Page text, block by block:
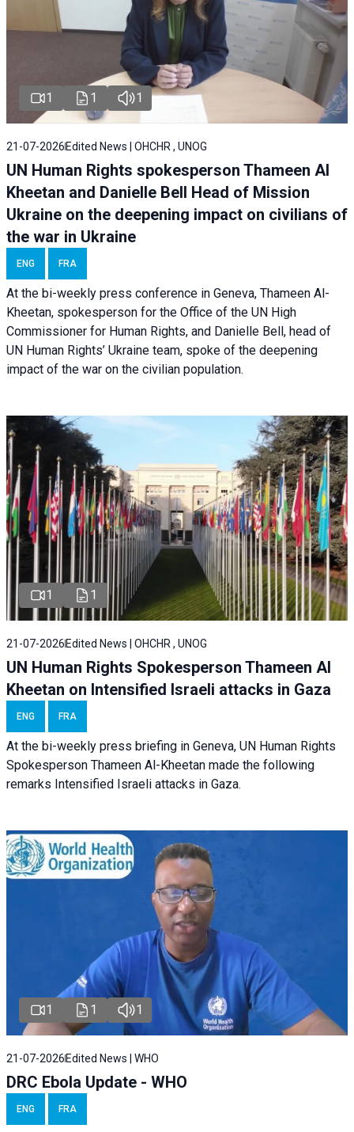
1 1 1
21-07-2026 Edited News | OHCHR , UNOG
UN Human Rights spokesperson Thameen Al
Kheetan and Danielle Bell Head of Mission
Ukraine on the deepening impact on civilians of
the war in Ukraine
ENG FRA
At the bi-weekly press conference in Geneva, Thameen Al-
Kheetan, spokesperson for the Office of the UN High
Commissioner for Human Rights, and Danielle Bell, head of
UN Human Rights’ Ukraine team, spoke of the deepening
impact of the war on the civilian population.
1 1
21-07-2026 Edited News | OHCHR , UNOG
UN Human Rights Spokesperson Thameen Al
Kheetan on Intensified Israeli attacks in Gaza
ENG FRA
At the bi-weekly press briefing in Geneva, UN Human Rights
Spokesperson Thameen Al-Kheetan made the following
remarks Intensified Israeli attacks in Gaza.
1 1 1
21-07-2026 Edited News | WHO
DRC Ebola Update - WHO
ENG FRA